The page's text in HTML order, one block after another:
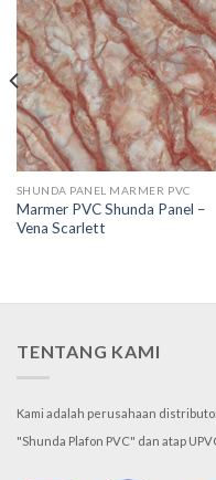
SHUNDA PANEL MARMER PVC
Marmer PVC Shunda Panel –
Vena Scarlett
TENTANG KAMI
Kami adalah perusahaan
"Shunda Plafon PVC" dan atap